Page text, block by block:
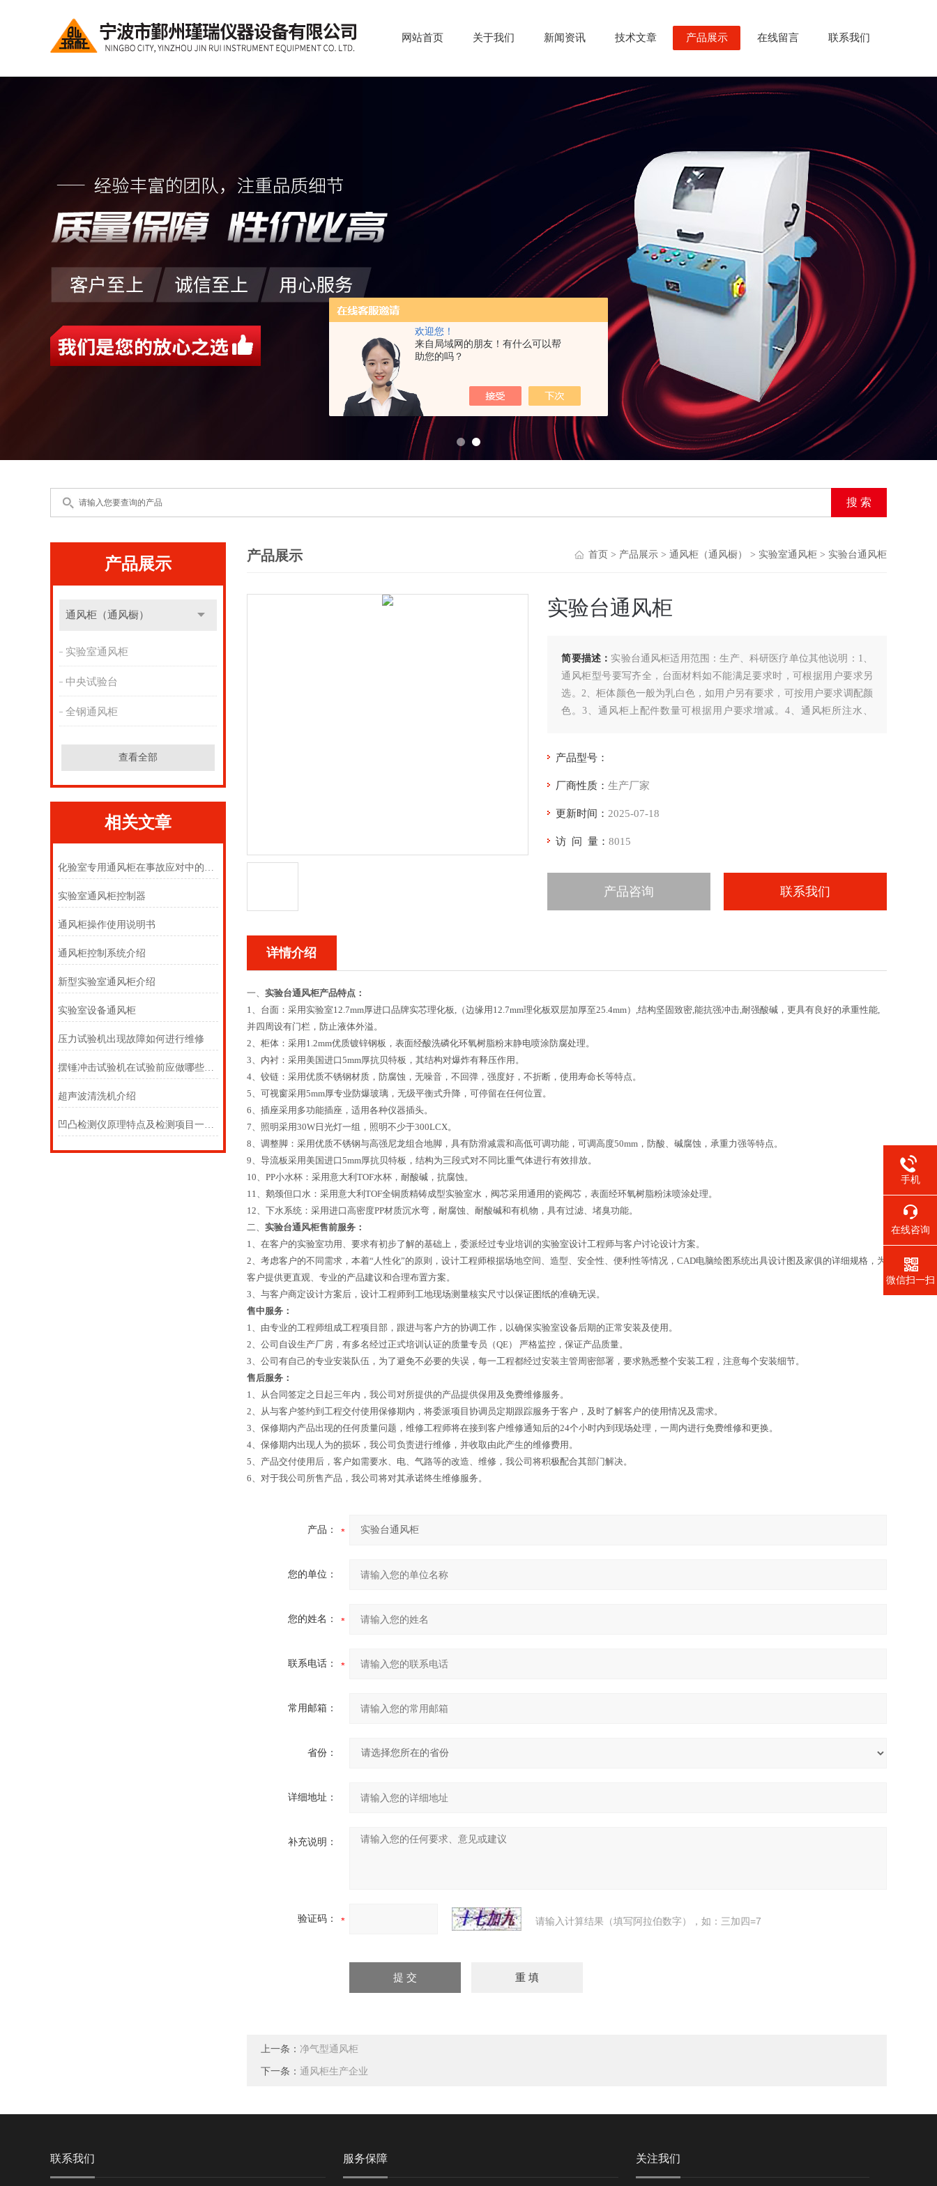
欢迎您！
来自局域网的朋友！有什么可以帮
助您的吗？
网站首页 关于我们 新闻资讯 技术文章 产品展示 在线留言 联系我们
产品展示
通风柜（通风橱）
实验室通风柜
中央试验台
全钢通风柜
查看全部
相关文章
化验室专用通风柜在事故应对中的角色
实验室通风柜控制器
通风柜操作使用说明书
通风柜控制系统介绍
新型实验室通风柜介绍
实验室设备通风柜
压力试验机出现故障如何进行维修
摆锤冲击试验机在试验前应做哪些准备？
超声波清洗机介绍
凹凸检测仪原理特点及检测项目一览，来看看吧
产品展示 首页 > 产品展示 > 通风柜（通风橱） > 实验室通风柜 > 实验台通风柜
实验台通风柜
简要描述： 实验台通风柜适用范围：生产、科研医疗单位其他说明：1、
通风柜型号要写齐全，台面材料如不能满足要求时，可根据用户要求另
选。2、柜体颜色一般为乳白色，如用户另有要求，可按用户要求调配颜
色。3、通风柜上配件数量可根据用户要求增减。4、通风柜所注水、
产品型号：
厂商性质：生产厂家
更新时间： 2025-07-18
访 问 量：8015
产品咨询 联系我们
详情介绍
一、 实验台通风柜产品特点：
1、台面：采用实验室12.7mm厚进口品牌实芯理化板,（边缘用12.7mm理化板双层加厚至25.4mm）,结构坚固致密,能抗强冲击,耐强酸碱，更具有良好的承重性能,
并四周设有门栏，防止液体外溢。
2、柜体：采用1.2mm优质镀锌钢板，表面经酸洗磷化环氧树脂粉末静电喷涂防腐处理。
3、内衬：采用美国进口5mm厚抗贝特板，其结构对爆炸有释压作用。
4、铰链：采用优质不锈钢材质，防腐蚀，无噪音，不回弹，强度好，不折断，使用寿命长等特点。
5、可视窗采用5mm厚专业防爆玻璃，无级平衡式升降，可停留在任何位置。
6、插座采用多功能插座，适用各种仪器插头。
7、照明采用30W日光灯一组，照明不少于300LCX。
8、调整脚：采用优质不锈钢与高强尼龙组合地脚，具有防滑减震和高低可调功能，可调高度50mm，防酸、碱腐蚀，承重力强等特点。
9、导流板采用美国进口5mm厚抗贝特板，结构为三段式对不同比重气体进行有效排放。
10、PP小水杯：采用意大利TOF水杯，耐酸碱，抗腐蚀。
11、鹅颈但口水：采用意大利TOF全铜质精铸成型实验室水，阀芯采用通用的瓷阀芯，表面经环氧树脂粉沫喷涂处理。
12、下水系统：采用进口高密度PP材质沉水弯，耐腐蚀、耐酸碱和有机物，具有过滤、堵臭功能。
二、 实验台通风柜售前服务：
1、在客户的实验室功用、要求有初步了解的基础上，委派经过专业培训的实验室设计工程师与客户讨论设计方案。
2、考虑客户的不同需求，本着“人性化”的原则，设计工程师根据场地空间、造型、安全性、便利性等情况，CAD电脑绘图系统出具设计图及家俱的详细规格，为
客户提供更直观、专业的产品建议和合理布置方案。
3、与客户商定设计方案后，设计工程师到工地现场测量核实尺寸以保证图纸的准确无误。
售中服务：
1、由专业的工程师组成工程项目部，跟进与客户方的协调工作，以确保实验室设备后期的正常安装及使用。
2、公司自设生产厂房，有多名经过正式培训认证的质量专员（QE） 严格监控，保证产品质量。
3、公司有自己的专业安装队伍，为了避免不必要的失误，每一工程都经过安装主管周密部署，要求熟悉整个安装工程，注意每个安装细节。
售后服务：
1、从合同签定之日起三年内，我公司对所提供的产品提供保用及免费维修服务。
2、从与客户签约到工程交付使用保修期内，将委派项目协调员定期跟踪服务于客户，及时了解客户的使用情况及需求。
3、保修期内产品出现的任何质量问题，维修工程师将在接到客户维修通知后的24个小时内到现场处理，一周内进行免费维修和更换。
4、保修期内出现人为的损坏，我公司负责进行维修，并收取由此产生的维修费用。
5、产品交付使用后，客户如需要水、电、气路等的改造、维修，我公司将积极配合其部门解决。
6、对于我公司所售产品，我公司将对其承诺终生维修服务。
产品：
您的单位：
您的姓名：
联系电话：
常用邮箱：
省份：
详细地址：
补充说明：
验证码： 请输入计算结果（填写阿拉伯数字），如：三加四=7
上一条： 净气型通风柜
下一条： 通风柜生产企业
联系我们 服务保障 关注我们
手机
在线咨询
微信扫一扫